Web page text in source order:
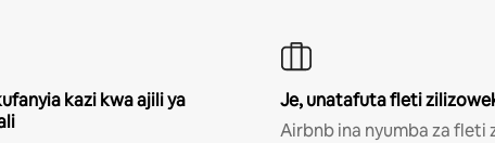
kazi kwa ajili ya
Je, unatafuta fleti
Airbnb ina nyumba za fleti